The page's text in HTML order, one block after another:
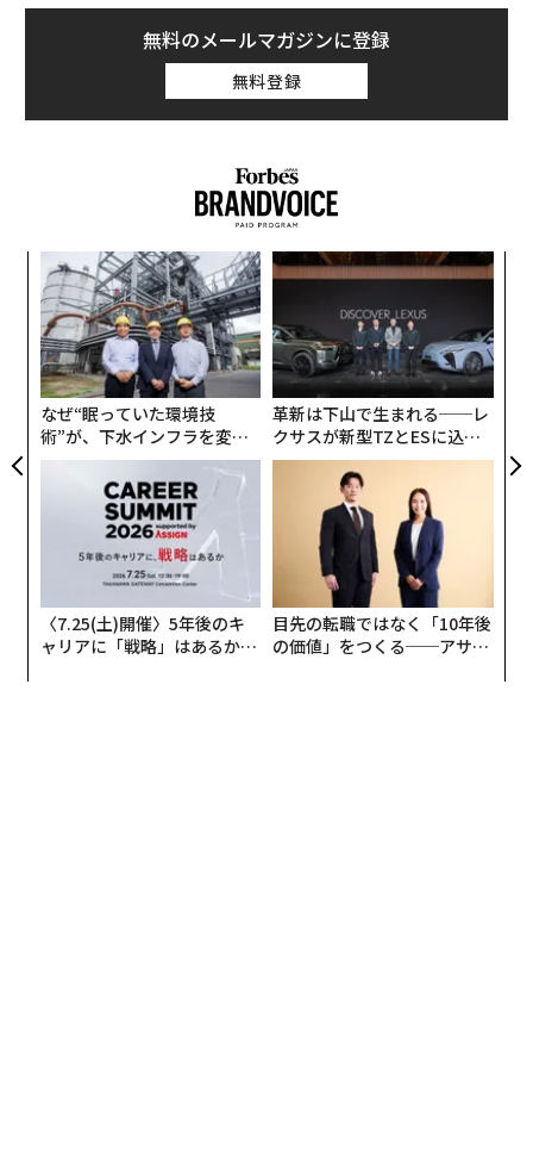
無料のメールマガジンに登録
無料登録
なぜ“眠っていた環境技
術”が、下水インフラを変え
たのか──産総研×月島JFE
アクアソリューションの10年
革新は下山で生まれる──レ
クサスが新型TZとESに込め
た「DISCOVER」の哲学
〈7.25(土)開催〉5年後のキ
ャリアに「戦略」はあるか。
目先の転職ではなく「10年後
の価値」をつくる──アサイ